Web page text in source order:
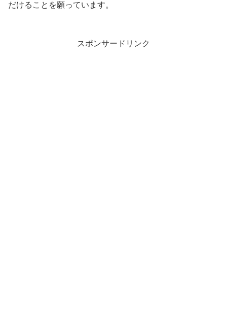
だけることを願っています。
スポンサードリンク